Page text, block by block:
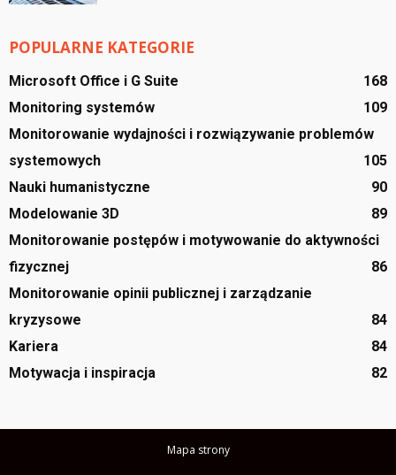
POPULARNE KATEGORIE
Microsoft Office i G Suite
168
Monitoring systemów
109
Monitorowanie wydajności i rozwiązywanie problemów
systemowych
105
Nauki humanistyczne
90
Modelowanie 3D
89
Monitorowanie postępów i motywowanie do aktywności
fizycznej
86
Monitorowanie opinii publicznej i zarządzanie
kryzysowe
84
Kariera
84
Motywacja i inspiracja
82
Mapa strony